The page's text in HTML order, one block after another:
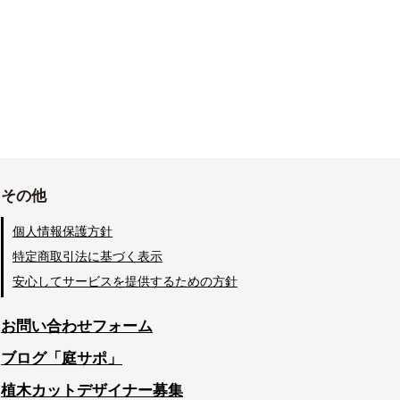
その他
個人情報保護方針
特定商取引法に基づく表示
安心してサービスを提供するための方針
お問い合わせフォーム
ブログ「庭サポ」
植木カットデザイナー募集